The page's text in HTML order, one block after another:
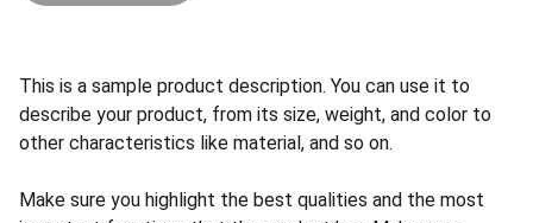
This is a sample product description. You can use it to
describe your product, from its size, weight, and color to
other characteristics like material, and so on.
Make sure you highlight the best qualities and the most